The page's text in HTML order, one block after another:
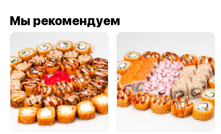
Мы рекомендуем